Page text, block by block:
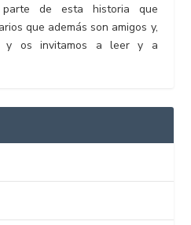
parte de esta historia que
que además son amigos y,
y os invitamos a leer y a